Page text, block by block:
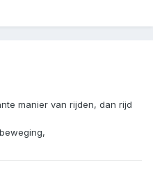
manier van rijden, dan rijd